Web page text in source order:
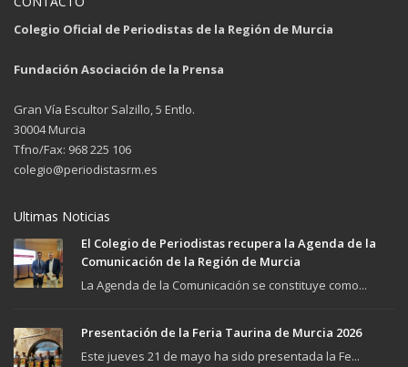
Colegio Oficial de Periodistas de la Región de Murcia
Fundación Asociación de la Prensa
Gran Vía Escultor Salzillo, 5 Entlo.
30004 Murcia
Tfno/Fax: 968 225 106
colegio@periodistasrm.es
Ultimas Noticias
El Colegio de Periodistas recupera la Agenda de la
Comunicación de la Región de Murcia
La Agenda de la Comunicación se constituye como...
Presentación de la Feria Taurina de Murcia 2026
Este jueves 21 de mayo ha sido presentada la Fe...